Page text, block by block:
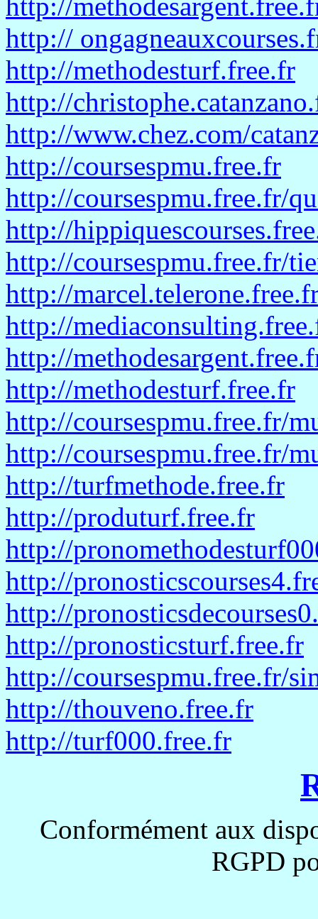
http://
http://methodesturf.free.fr
http://
http://www.chez.com/
http://coursespmu.free.fr
http://coursespmu.free.fr/
http://
http://coursespmu.free.fr/
http://
http://
http://
http://methodesturf.free.fr
http://coursespmu.free.fr/
http://coursespmu.free.fr/
http://turfmethode.free.fr
http://produturf.free.fr
http://
http://
http://
http://pronosticsturf.free.fr
http://coursespmu.free.fr/
http://thouveno.free.fr
http://turf000.free.fr
Conformément aux
RGPD